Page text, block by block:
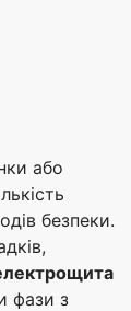
або
безпеки.
фази з